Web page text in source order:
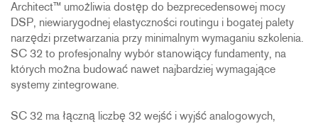
Architect™ umożliwia dostęp do bezprecedensowej mocy
DSP, niewiarygodnej elastyczności routingu i bogatej palety
narzędzi przetwarzania przy minimalnym wymaganiu szkolenia.
SC 32 to profesjonalny wybór stanowiący fundamenty, na
których można budować nawet najbardziej wymagające
systemy zintegrowane.
SC 32 ma łączną liczbę 32 wejść i wyjść analogowych,